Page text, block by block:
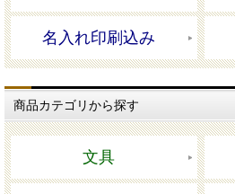
名入れ印刷込み
商品カテゴリから探す
文具